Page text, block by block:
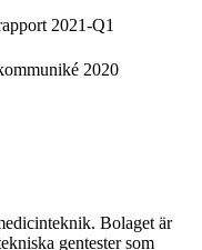
2021-Q1
2020
Bolaget är
gentester som